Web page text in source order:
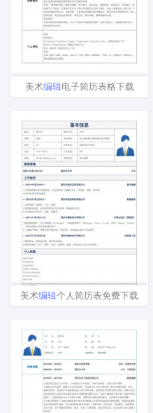
美术编辑电子简历表格下载
美术编辑个人简历表免费下载